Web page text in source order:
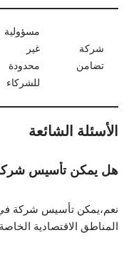
شركة
تضامن
مسؤولية
غير
محدودة
للشركاء
الأسئلة الشائعة
هل يمكن تأسيس
نعم،يمكن تأسيس شركة
المناطق الاقتصادية